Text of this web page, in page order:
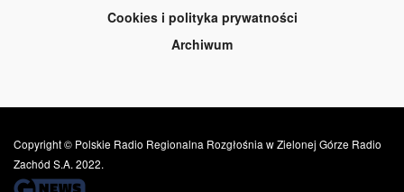
Cookies i polityka prywatności
Archiwum
Copyright © Polskie Radio Regionalna Rozgłośnia w Zielonej Górze Radio
Zachód S.A. 2022.